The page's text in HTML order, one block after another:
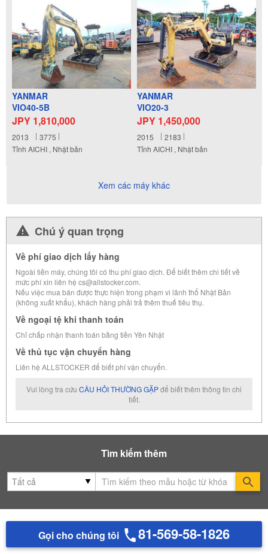
YANMAR
VIO40-5B
JPY 1,810,000
2013
3775
Tỉnh AICHI , Nhật bản
YANMAR
VIO20-3
JPY 1,450,000
2015
2183
Tỉnh AICHI , Nhật bản
Xem các máy khác
Chú ý quan trọng
Về phí giao dịch lấy hàng
Ngoài tiền máy, chúng tôi có thu phí giao dịch. Để biết thêm chi tiết về
mức phí xin liên hệ cs@allstocker.com.
Nếu việc mua bán được thực hiện trong phạm vi lãnh thổ Nhật Bản
(không xuất khẩu), khách hàng phải trả thêm thuế tiêu thụ.
Về ngoại tệ khi thanh toán
Chỉ chấp nhận thanh toán bằng tiền Yên Nhật
Về thủ tục vận chuyển hàng
Liên hệ ALLSTOCKER để biết phí vận chuyển.
Vui lòng tra cứu CÂU HỎI THƯỜNG GẶPđể biết thêm thông tin chi
tiết.
Tìm kiếm thêm
Gọi cho chúng tôi 81-569-58-1826